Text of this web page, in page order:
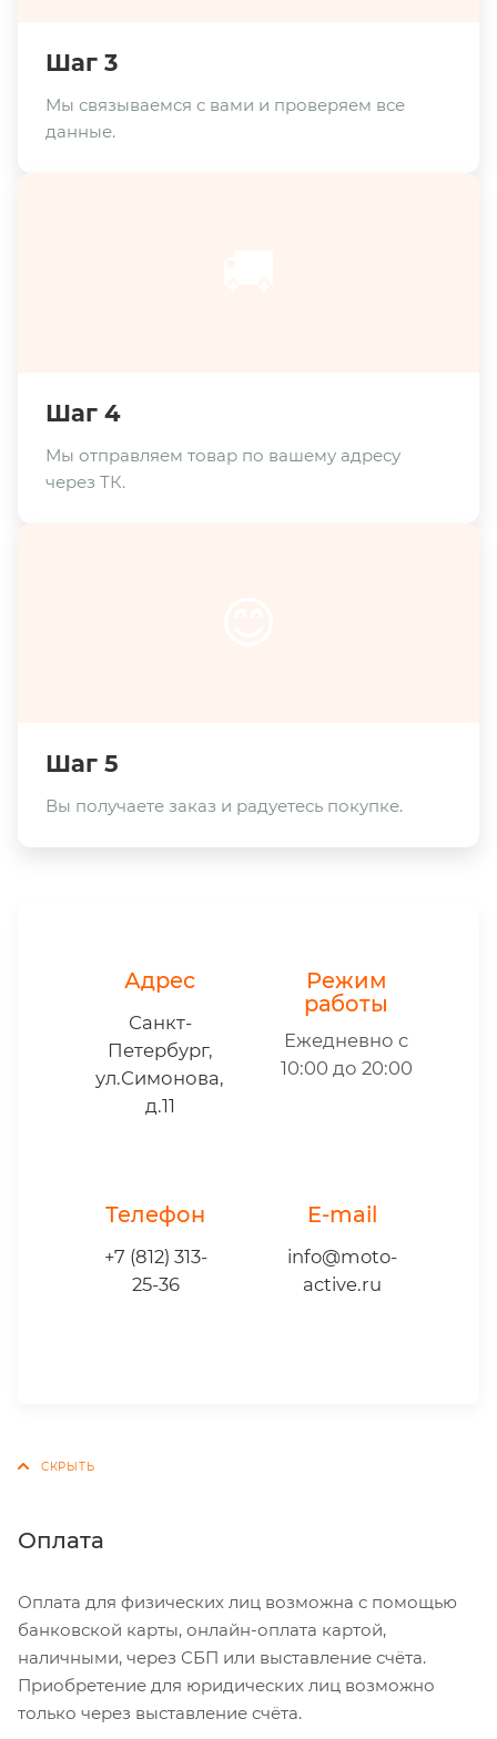
Шаг 3
Мы связываемся с вами и проверяем все
данные.
Шаг 4
Мы отправляем товар по вашему адресу
через ТК.
Шаг 5
Вы получаете заказ и радуетесь покупке.
Адрес
Санкт-
Петербург,
ул.Симонова,
д.11
Режим
работы
Ежедневно с
10:00 до 20:00
Телефон
+7 (812) 313-
25-36
E-mail
info@moto-
active.ru
Оплата
Оплата для физических лиц возможна с помощью
банковской карты, онлайн-оплата картой,
наличными, через СБП или выставление счёта.
Приобретение для юридических лиц возможно
только через выставление счёта.